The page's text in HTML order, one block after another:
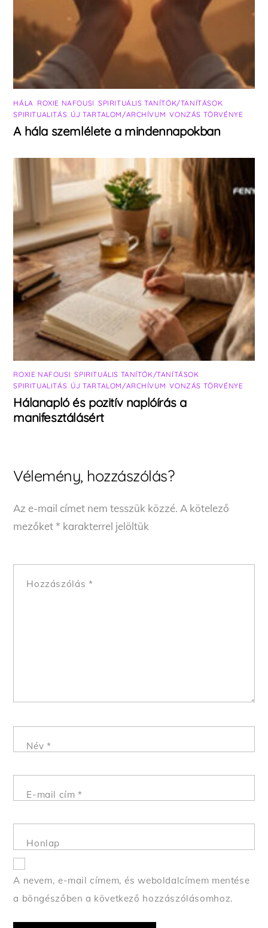
HÁLA ROXIE NAFOUSI SPIRITUÁLIS TANÍTÓK/TANÍTÁSOK
SPIRITUALITÁS ÚJ TARTALOM/ARCHÍVUM ,VONZÁS TÖRVÉNYE
A hála szemlélete a mindennapokban
ROXIE NAFOUSI ,SPIRITUÁLIS TANÍTÓK/TANÍTÁSOK
SPIRITUALITÁS ÚJ TARTALOM/ARCHÍVUM ,VONZÁS TÖRVÉNYE
Hálanapló és pozitív naplóírás a
manifesztálásért
Vélemény, hozzászólás?
Az e-mail címet nem tesszük közzé. A kötelező
mezőket* karakterrel jelöltük
Hozzászólás *
Név *
E-mail cím*
Honlap
A nevem, e-mail címem, és weboldalcímem mentése
a böngészőben a következő hozzászólásomhoz.